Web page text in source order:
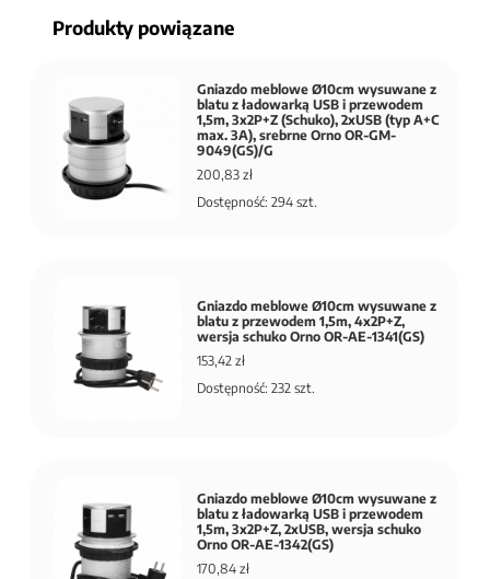
Produkty powiązane
Gniazdo meblowe Ø10cm wysuwane z
blatu z ładowarką USB i przewodem
1,5m, 3x2P+Z (Schuko), 2xUSB (typ A+C
max. 3A), srebrne Orno OR-GM-
9049(GS)/G
200,83 zł
Dostępność: 294 szt.
Gniazdo meblowe Ø10cm wysuwane z
blatu z przewodem 1,5m, 4x2P+Z,
wersja schuko Orno OR-AE-1341(GS)
153,42 zł
Dostępność: 232 szt.
Gniazdo meblowe Ø10cm wysuwane z
blatu z ładowarką USB i przewodem
1,5m, 3x2P+Z, 2xUSB, wersja schuko
Orno OR-AE-1342(GS)
170,84 zł